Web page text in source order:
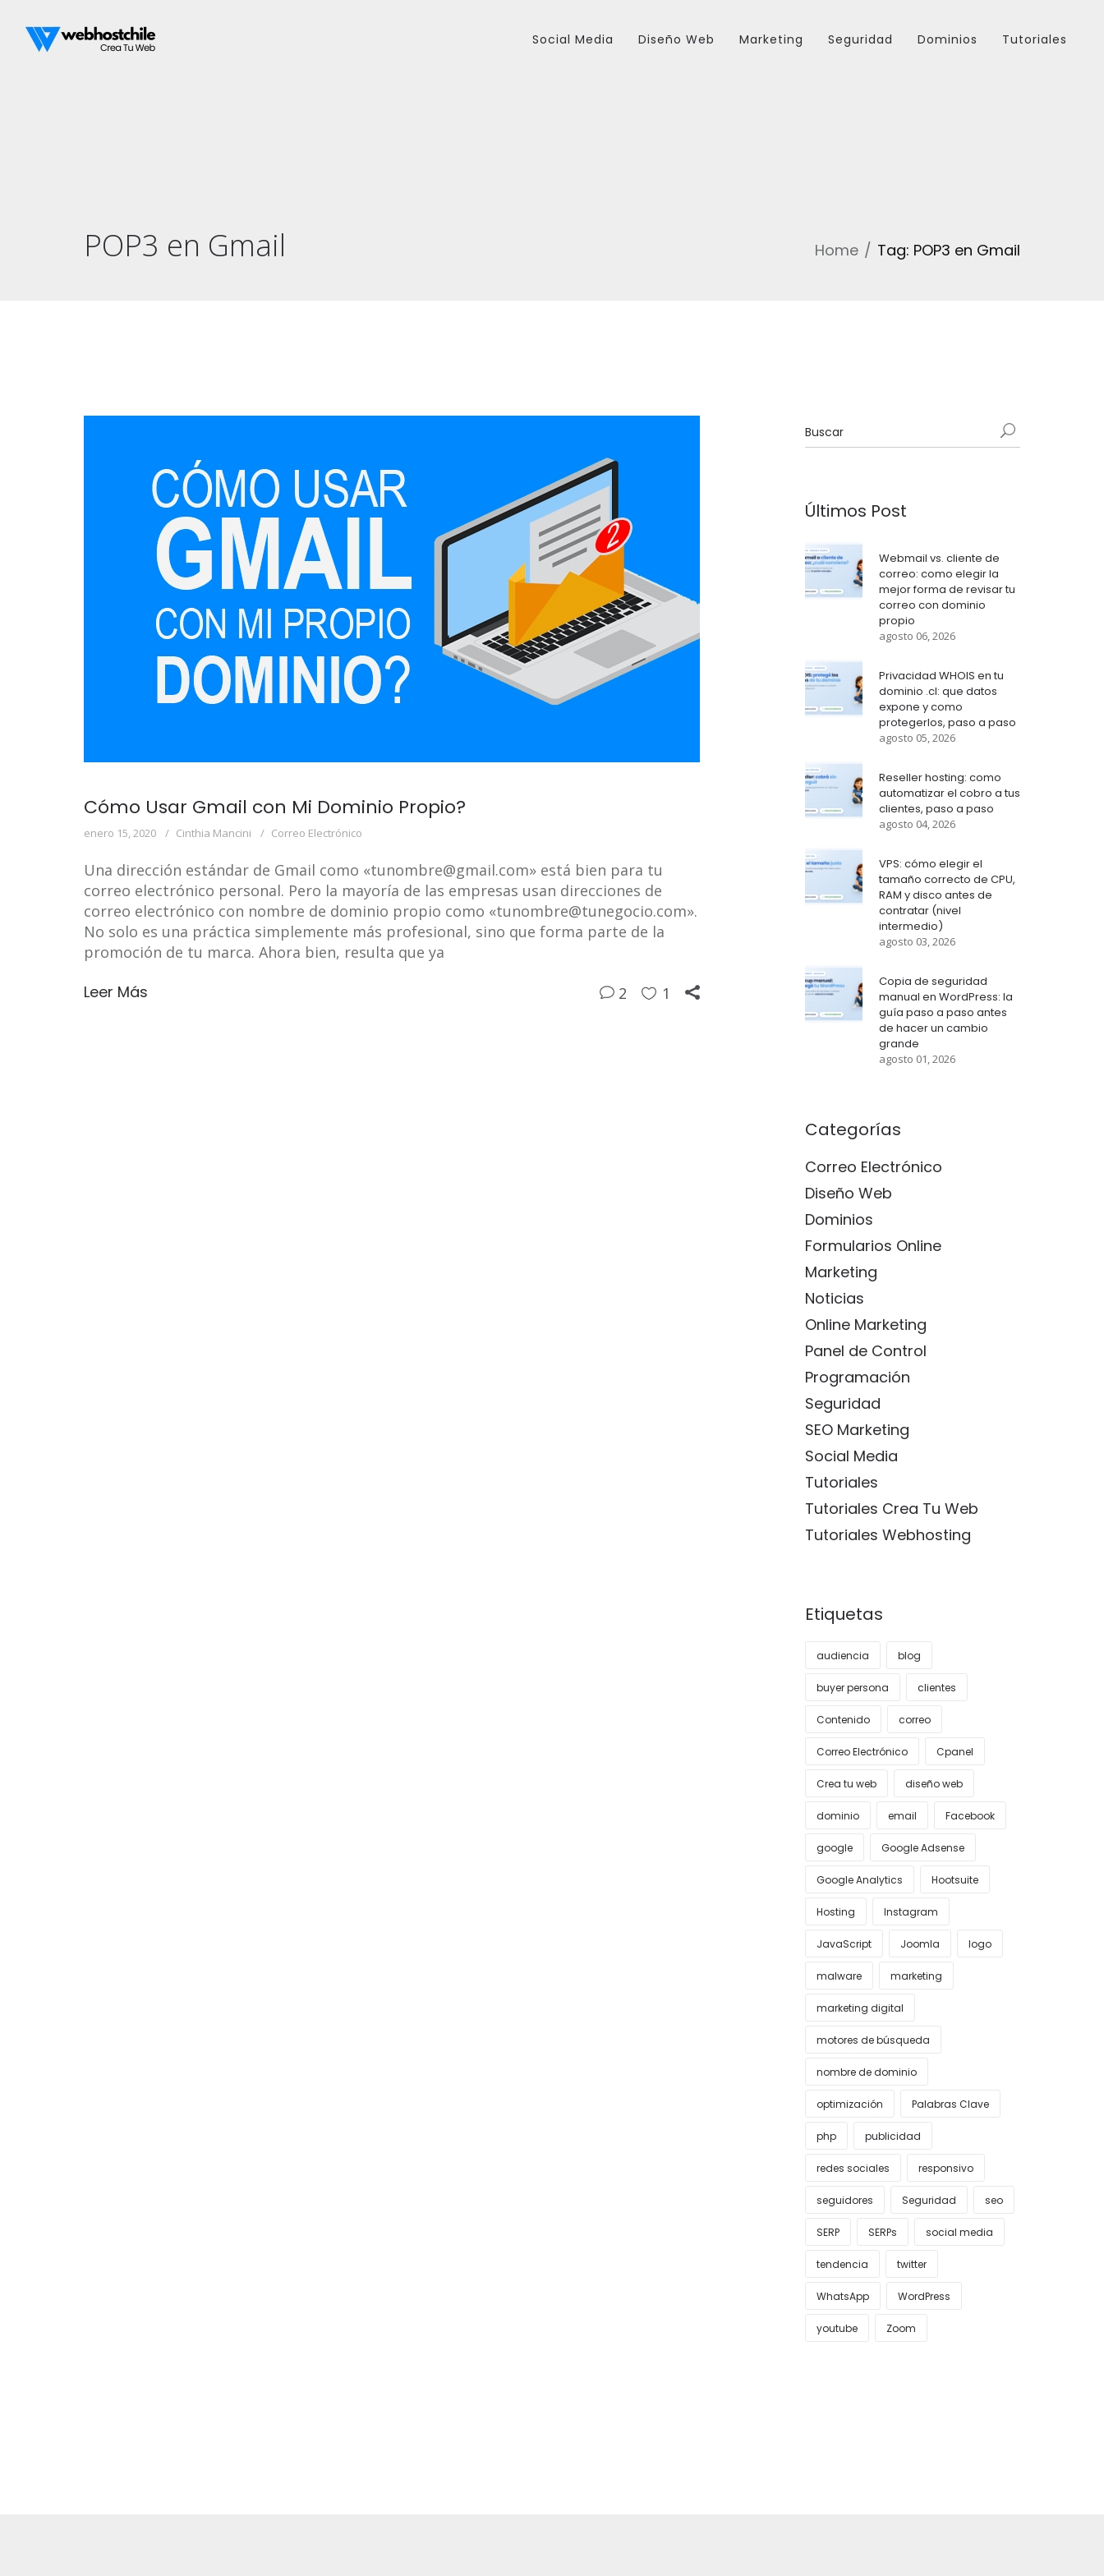
Social Media Diseño Web Marketing Seguridad Dominios Tutoriales
POP3 en Gmail Home Tag: POP3 en Gmail
Cómo Usar Gmail con Mi Dominio Propio?
enero 15, 2020 Cinthia Mancini Correo Electrónico
Una dirección estándar de Gmail como «tunombre@gmail.com» está bien para tu
correo electrónico personal. Pero la mayoría de las empresas usan direcciones de
correo electrónico con nombre de dominio propio como «tunombre@tunegocio.com».
No solo es una práctica simplemente más profesional, sino que forma parte de la
promoción de tu marca. Ahora bien, resulta que ya
Leer Más 2 1
Últimos Post
Webmail vs. cliente de
correo: como elegir la
mejor forma de revisar tu
correo con dominio
propio
agosto 06, 2026
Privacidad WHOIS en tu
dominio .cl: que datos
expone y como
protegerlos, paso a paso
agosto 05, 2026
Reseller hosting: como
automatizar el cobro a tus
clientes, paso a paso
agosto 04, 2026
VPS: cómo elegir el
tamaño correcto de CPU,
RAM y disco antes de
contratar (nivel
intermedio)
agosto 03, 2026
Copia de seguridad
manual en WordPress: la
guía paso a paso antes
de hacer un cambio
grande
agosto 01, 2026
Categorías
Correo Electrónico
Diseño Web
Dominios
Formularios Online
Marketing
Noticias
Online Marketing
Panel de Control
Programación
Seguridad
SEO Marketing
Social Media
Tutoriales
Tutoriales Crea Tu Web
Tutoriales Webhosting
Etiquetas
audiencia blog
buyer persona clientes
Contenido correo
Correo Electrónico Cpanel
Crea tu web diseño web
dominio email Facebook
google Google Adsense
Google Analytics Hootsuite
Hosting Instagram
JavaScript Joomla logo
malware marketing
marketing digital
motores de búsqueda
nombre de dominio
optimización Palabras Clave
php publicidad
redes sociales responsivo
seguidores Seguridad seo
SERP SERPs social media
tendencia twitter
WhatsApp WordPress
youtube Zoom